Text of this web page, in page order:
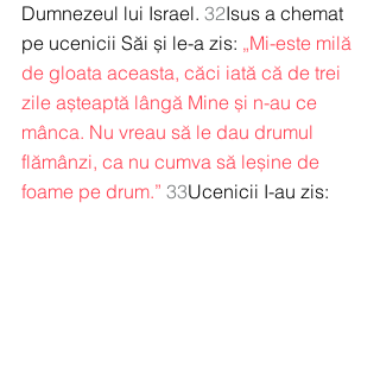
Dumnezeul lui Israel. 32Isus a chemat
pe ucenicii Săi și le-a zis: „Mi-este milă
de gloata aceasta, căci iată că de trei
zile așteaptă lângă Mine și n-au ce
mânca. Nu vreau să le dau drumul
flămânzi, ca nu cumva să leșine de
foame pe drum.” 33Ucenicii I-au zis: